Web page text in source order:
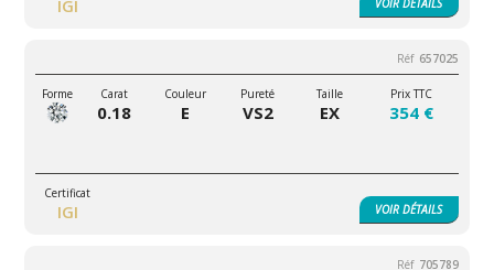
IGI VOIRDÉTAILS
657025
0.18 E VS2 EX
IGI
354 €
VOIRDÉTAILS
705789